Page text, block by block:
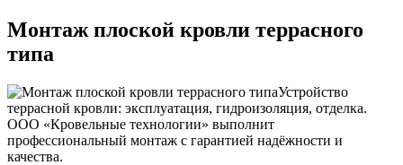
Монтаж плоской кровли террасного
типа
Устройство
террасной кровли: эксплуатация, гидроизоляция, отделка.
ООО «Кровельные технологии» выполнит
профессиональный монтаж с гарантией надёжности и
качества.